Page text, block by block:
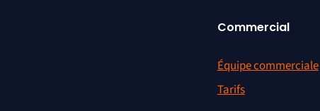
Commercial
Équipe commerciale
Tarifs